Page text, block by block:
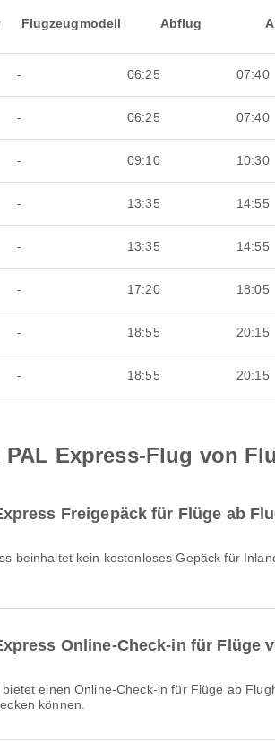
Flugzeugmodell Abflug
- 06:25 07:40
- 06:25 07:40
- 09:10 10:30
- 13:35 14:55
- 13:35 14:55
- 17:20 18:05
- 18:55 20:15
- 18:55 20:15
PAL Express-Flug von
Freigepäck für Flüge ab
Online-Check-in für Flüge
können.